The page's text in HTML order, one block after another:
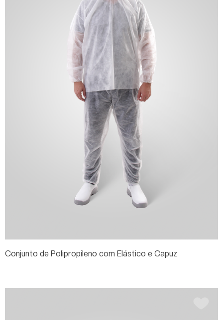
Conjunto de Polipropileno com Elástico e Capuz